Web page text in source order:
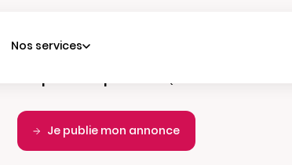
Nos services
Fréquence de parution : Quotidien
Je publie mon annonce